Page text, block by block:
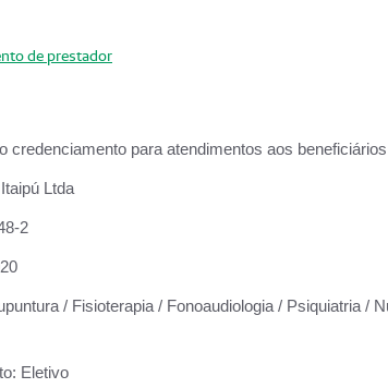
de prestador
credenciamento para atendimentos aos
Ltda
2
/ Fisioterapia / Fonoaudiologia / Psiquiatria /
Eletivo